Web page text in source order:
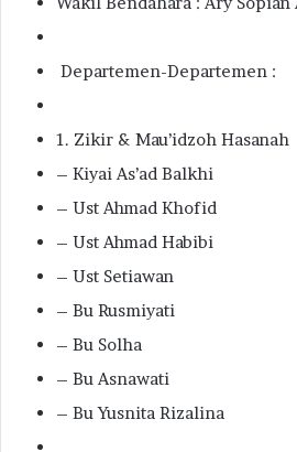
Departemen-Departemen :
1. Zikir & Mau’idzoh Hasanah
– Kiyai As’ad Balkhi
– Ust Ahmad Khofid
– Ust Ahmad Habibi
– Ust Setiawan
– Bu Rusmiyati
– Bu Solha
– Bu Asnawati
– Bu Yusnita Rizalina